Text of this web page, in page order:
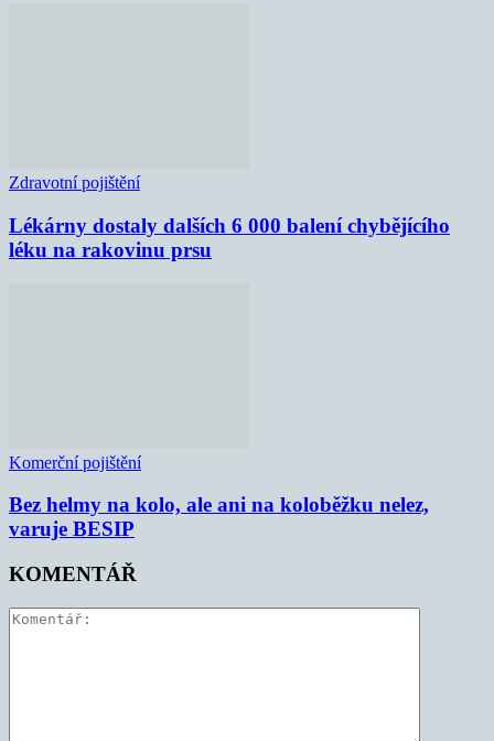
Zdravotní pojištění
Lékárny dostaly dalších 6 000 balení chybějícího
léku na rakovinu prsu
Komerční pojištění
Bez helmy na kolo, ale ani na koloběžku nelez,
varuje BESIP
KOMENTÁŘ